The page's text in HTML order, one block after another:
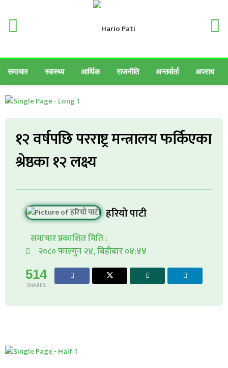
समाचार स्वास्थ्य आर्थिक राजनीति अन्तर्वार्ता अपराध
१२ वर्षपछि परराष्ट्र मन्त्रालय फर्किएका
श्रेष्ठका १२ लक्ष्य
हरियो पाटी
समाचार प्रकाशित मिति :
२०८० फाल्गुन २४, बिहीबार ०४:४४
514
SHARES